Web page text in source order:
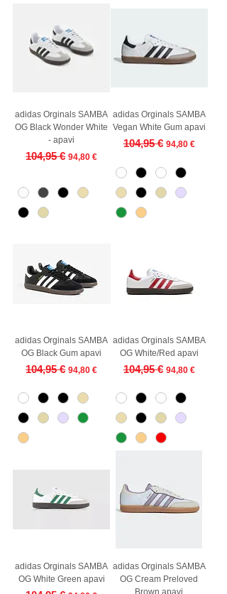
adidas Orginals SAMBA
OG Black Wonder White
- apavi
Regular Price
104,95 € Sale Price
94,80 €
adidas Orginals SAMBA
Vegan White Gum apavi
Regular Price
104,95 € Sale Price
94,80 €
adidas Orginals SAMBA
OG Black Gum apavi
Regular Price
104,95 € Sale Price
94,80 €
adidas Orginals SAMBA
OG White/Red apavi
Regular Price
104,95 € Sale Price
94,80 €
adidas Orginals SAMBA
OG White Green apavi
adidas Orginals SAMBA
OG Cream Preloved
Brown apavi